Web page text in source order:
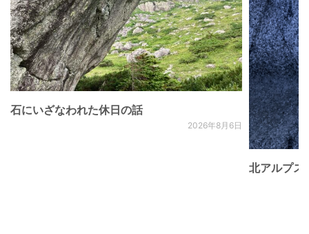
石にいざなわれた休日の話
2026年8月6日
北アルプ